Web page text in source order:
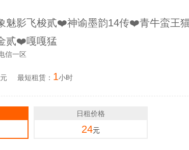
魅影飞梭贰❤️神谕墨韵14传❤️青牛蛮王
贰❤️嘎嘎猛
信一区
元 最短租赁： 1小时
日租价格
24元